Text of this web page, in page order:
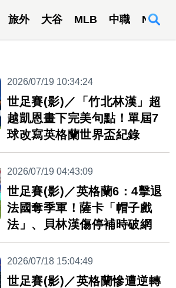
旅外 大谷 MLB 中職 NBA
2026/07/19 10:34:24
世足賽(影)／「竹北林漢」超
越凱恩畫下完美句點！單屆7
球改寫英格蘭世界盃紀錄
2026/07/19 04:43:09
世足賽(影)／英格蘭6：4擊退
法國奪季軍！薩卡「帽子戲
法」、貝林漢傷停補時破網
2026/07/18 15:04:49
世足賽(影)／英格蘭慘遭逆轉